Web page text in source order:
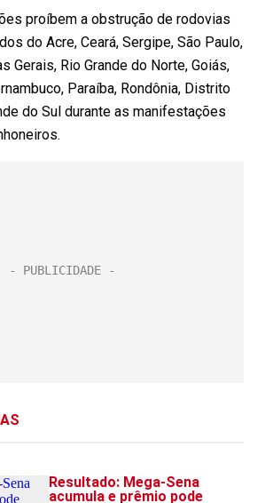
proíbem a obstrução de rodovias
do Acre, Ceará, Sergipe, São Paulo,
Gerais, Rio Grande do Norte, Goiás,
Paraíba, Rondônia, Distrito
do Sul durante as manifestações